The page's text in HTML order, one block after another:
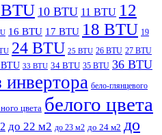
10 BTU 11 BTU 12
16 BTU 17 BTU 18 BTU 19
24 BTU 25 BTU 26 BTU 27 BTU
33 BTU 34 BTU 35 BTU 36 BTU
инвертора бело-глянцевого
цвета белого цвета
до 22 м2 до 23 м2 до 24 м2 до